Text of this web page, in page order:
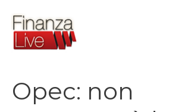
contenuto
Opec: non